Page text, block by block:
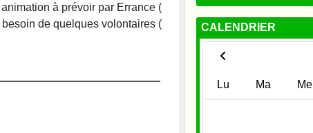
à prévoir par Errance (
de quelques volontaires (
CALENDRIER
Lu Ma Me